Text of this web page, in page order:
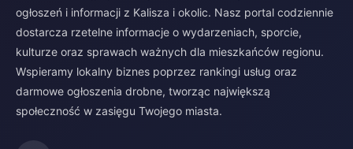
ogłoszeń i informacji z Kalisza i okolic. Nasz portal codziennie
dostarcza rzetelne informacje o wydarzeniach, sporcie,
kulturze oraz sprawach ważnych dla mieszkańców regionu.
Wspieramy lokalny biznes poprzez rankingi usług oraz
darmowe ogłoszenia drobne, tworząc największą
społeczność w zasięgu Twojego miasta.